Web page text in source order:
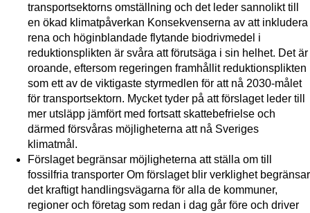
transportsektorns omställning och det leder sannolikt till
en ökad klimatpåverkan Konsekvenserna av att inkludera
rena och höginblandade flytande biodrivmedel i
reduktionsplikten är svåra att förutsäga i sin helhet. Det är
oroande, eftersom regeringen framhållit reduktionsplikten
som ett av de viktigaste styrmedlen för att nå 2030-målet
för transportsektorn. Mycket tyder på att förslaget leder till
mer utsläpp jämfört med fortsatt skattebefrielse och
därmed försvåras möjligheterna att nå Sveriges
klimatmål.
Förslaget begränsar möjligheterna att ställa om till
fossilfria transporter Om förslaget blir verklighet begränsar
det kraftigt handlingsvägarna för alla de kommuner,
regioner och företag som redan i dag går före och driver